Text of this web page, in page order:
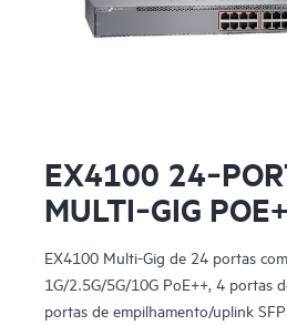
EX4100
MULTI‑GIG
EX4100 Multi-Gig de 24 portas
1G/2.5G/5G/10G PoE++, 4 portas
portas de empilhamento/uplink